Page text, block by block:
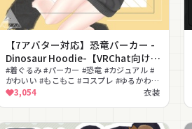
【7アバター対応】恐竜パーカー -
Dinosaur Hoodie-【VRChat向け衣
装モデル】
#着ぐるみ #パーカー #恐竜 #カジュアル #
かわいい #もこもこ #コスプレ #ゆるかわ #
動物モチーフ #MA対応
3,054 衣装